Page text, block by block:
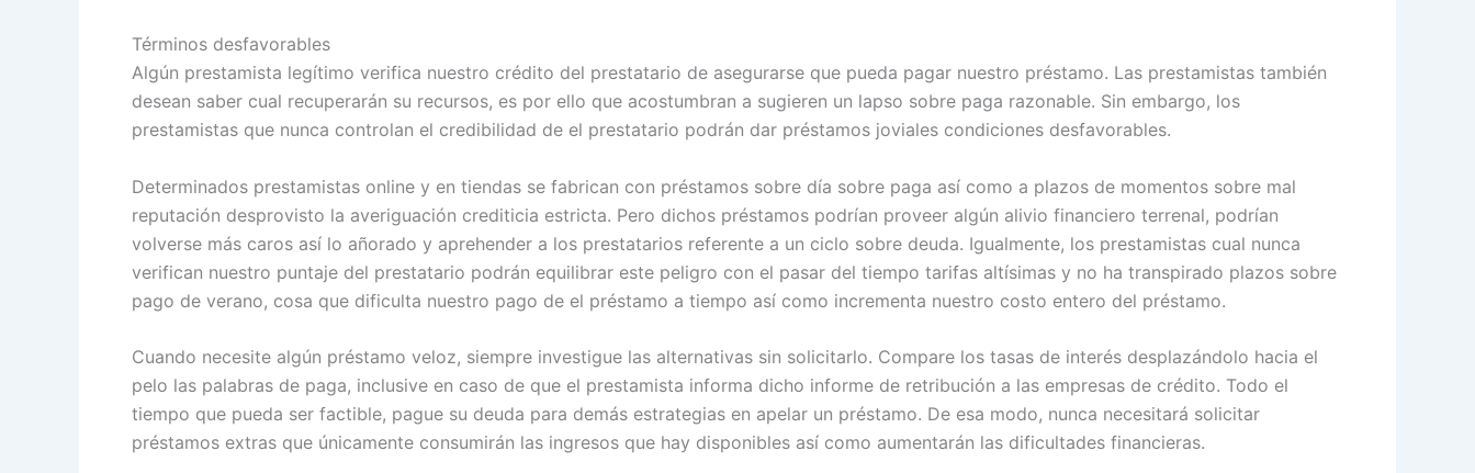
Términos desfavorables
Algún prestamista legítimo verifica nuestro crédito del prestatario de asegurarse que pueda pagar nuestro préstamo. Las prestamistas también
desean saber cual recuperarán su recursos, es por ello que acostumbran a sugieren un lapso sobre paga razonable. Sin embargo, los
prestamistas que nunca controlan el credibilidad de el prestatario podrán dar préstamos joviales condiciones desfavorables.
Determinados prestamistas online y en tiendas se fabrican con préstamos sobre día sobre paga así­ como a plazos de momentos sobre mal
reputación desprovisto la averiguación crediticia estricta. Pero dichos préstamos podrían proveer algún alivio financiero terrenal, podrían
volverse más caros así­ lo añorado y aprehender a los prestatarios referente a un ciclo sobre deuda. Igualmente, los prestamistas cual nunca
verifican nuestro puntaje del prestatario podrán equilibrar este peligro con el pasar del tiempo tarifas altísimas y no ha transpirado plazos sobre
pago de verano, cosa que dificulta nuestro pago de el préstamo a tiempo así­ como incrementa nuestro costo entero del préstamo.
Cuando necesite algún préstamo veloz, siempre investigue las alternativas sin solicitarlo. Compare los tasas de interés desplazándolo hacia el
pelo las palabras de paga, inclusive en caso de que el prestamista informa dicho informe de retribución a las empresas de crédito. Todo el
tiempo que pueda ser factible, pague su deuda para demás estrategias en apelar un préstamo. De esa modo, nunca necesitará solicitar
préstamos extras que únicamente consumirán las ingresos que hay disponibles así­ como aumentarán las dificultades financieras.